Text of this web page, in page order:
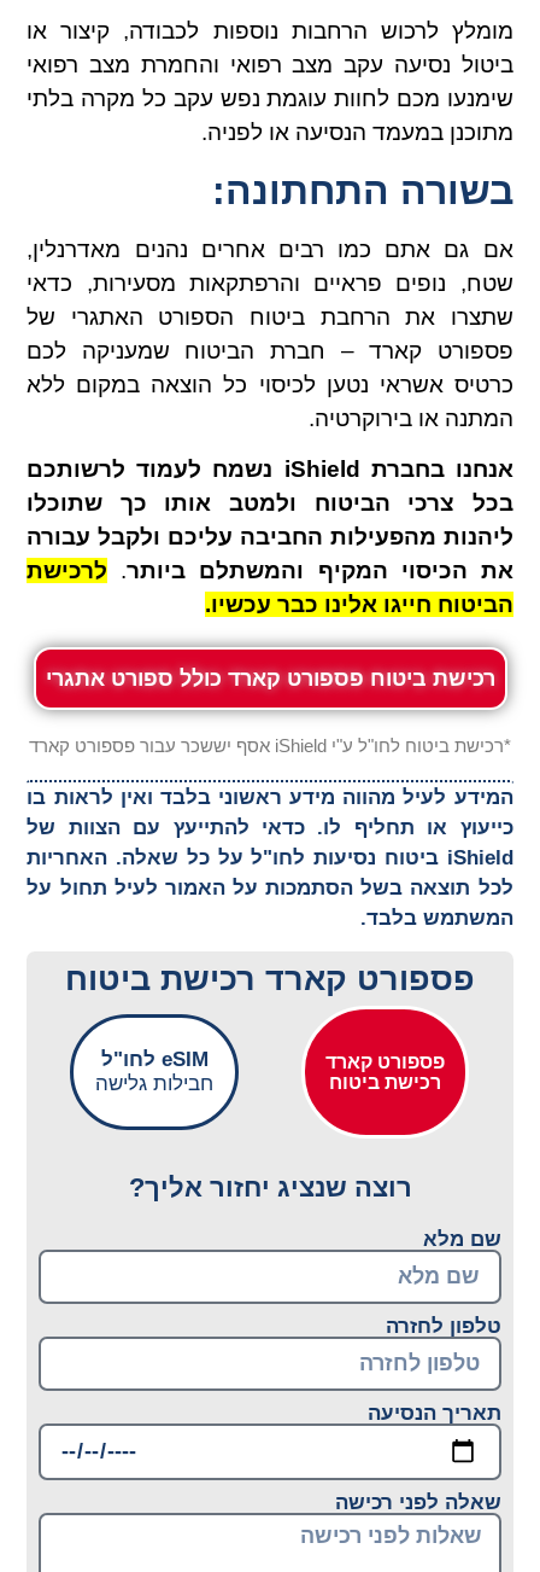
מומלץ לרכוש הרחבות נוספות לכבודה, קיצור או
ביטול נסיעה עקב מצב רפואי והחמרת מצב רפואי
שימנעו מכם לחוות עוגמת נפש עקב כל מקרה בלתי
מתוכנן במעמד הנסיעה או לפניה.
בשורה התחתונה:
אם גם אתם כמו רבים אחרים נהנים מאדרנלין,
שטח, נופים פראיים והרפתקאות מסעירות, כדאי
שתצרו את הרחבת ביטוח הספורט האתגרי של
פספורט קארד – חברת הביטוח שמעניקה לכם
כרטיס אשראי נטען לכיסוי כל הוצאה במקום ללא
המתנה או בירוקרטיה.
אנחנו בחברת iShield נשמח לעמוד לרשותכם
בכל צרכי הביטוח ולמטב אותו כך שתוכלו
ליהנות מהפעילות החביבה עליכם ולקבל עבורה
את הכיסוי המקיף והמשתלם ביותר. לרכישת
הביטוח חייגו אלינו כבר עכשיו.
רכישת ביטוח פספורט קארד כולל ספורט אתגרי
*רכישת ביטוח לחו"ל ע"י iShield אסף יששכר עבור פספורט קארד
המידע לעיל מהווה מידע ראשוני בלבד ואין לראות בו
כייעוץ או תחליף לו. כדאי להתייעץ עם הצוות של
iShield ביטוח נסיעות לחו"ל על כל שאלה. האחריות
לכל תוצאה בשל הסתמכות על האמור לעיל תחול על
המשתמש בלבד.
פספורט קארד רכישת ביטוח
פספורט קארד
רכישת ביטוח
eSIM לחו"ל
חבילות גלישה
רוצה שנציג יחזור אליך?
שם מלא
טלפון לחזרה
תאריך הנסיעה
שאלה לפני רכישה